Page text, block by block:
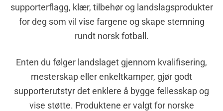
supporterflagg, klær, tilbehør og landslagsprodukter
for deg som vil vise fargene og skape stemning
rundt norsk fotball.
Enten du følger landslaget gjennom kvalifisering,
mesterskap eller enkeltkamper, gjør godt
supporterutstyr det enklere å bygge fellesskap og
vise støtte. Produktene er valgt for norske